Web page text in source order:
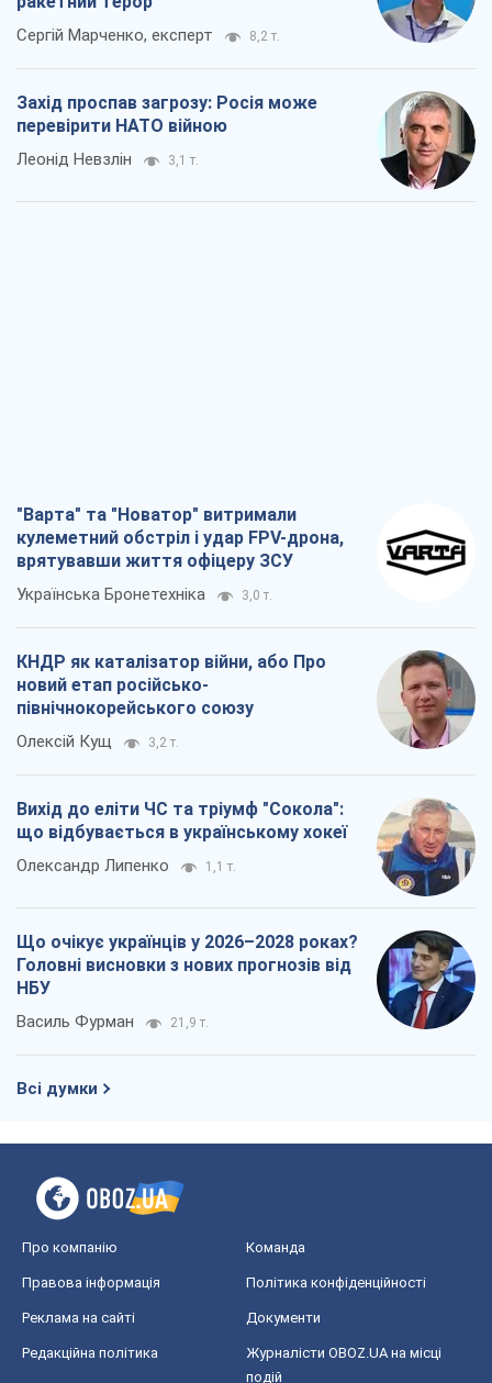
Сергій Марченко, експерт 8,2 т.
Захід проспав загрозу: Росія може
перевірити НАТО війною
Леонід Невзлін 3,1 т.
"Варта" та "Новатор" витримали
кулеметний обстріл і удар FPV-дрона,
врятувавши життя офіцеру ЗСУ
Українська Бронетехніка 3,0 т.
КНДР як каталізатор війни, або Про
новий етап російсько-
північнокорейського союзу
Олексій Кущ 3,2 т.
Вихід до еліти ЧС та тріумф "Сокола":
що відбувається в українському хокеї
Олександр Липенко 1,1 т.
Що очікує українців у 2026–2028 роках?
Головні висновки з нових прогнозів від
НБУ
Василь Фурман 21,9 т.
Всі думки
Про компанію Команда
Правова інформація Політика конфіденційності
Реклама на сайті Документи
Редакційна політика
Журналісти OBOZ.UA на місці
подій